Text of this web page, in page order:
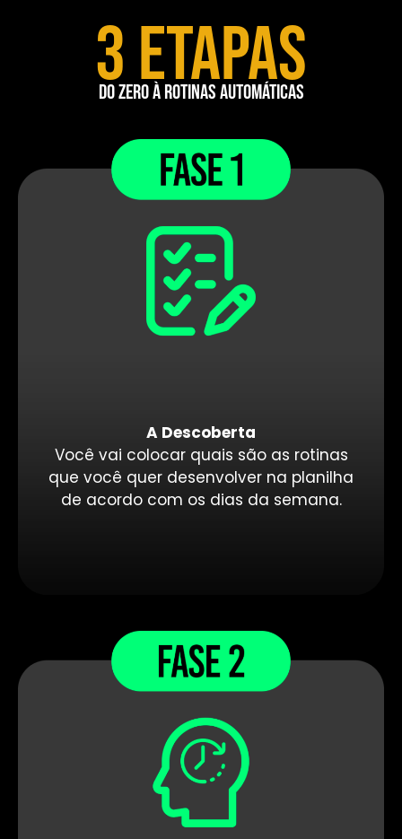
3 etapas
do zero à rotinas automáticas
A Descoberta
Você vai colocar quais são as rotinas
que você quer desenvolver na planilha
de acordo com os dias da semana.